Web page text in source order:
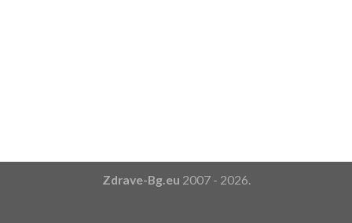
Zdrave-Bg.eu 2007 - 2026.